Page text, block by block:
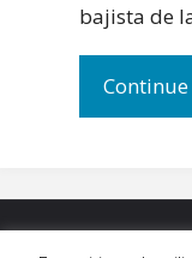
bajista de